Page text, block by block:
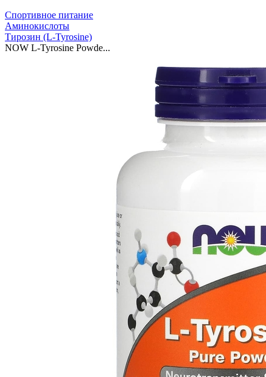
Спортивное питание
Аминокислоты
Тирозин (L-Tyrosine)
NOW L-Tyrosine Powde...